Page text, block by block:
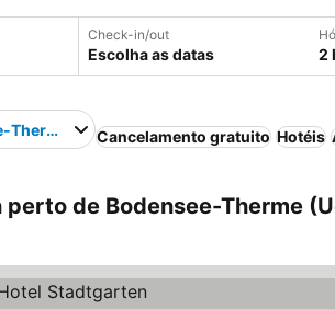
Check-in/out
Escolha as datas 2
Therme Cancelamento gratuito Hotéis
de Bodensee-Therme